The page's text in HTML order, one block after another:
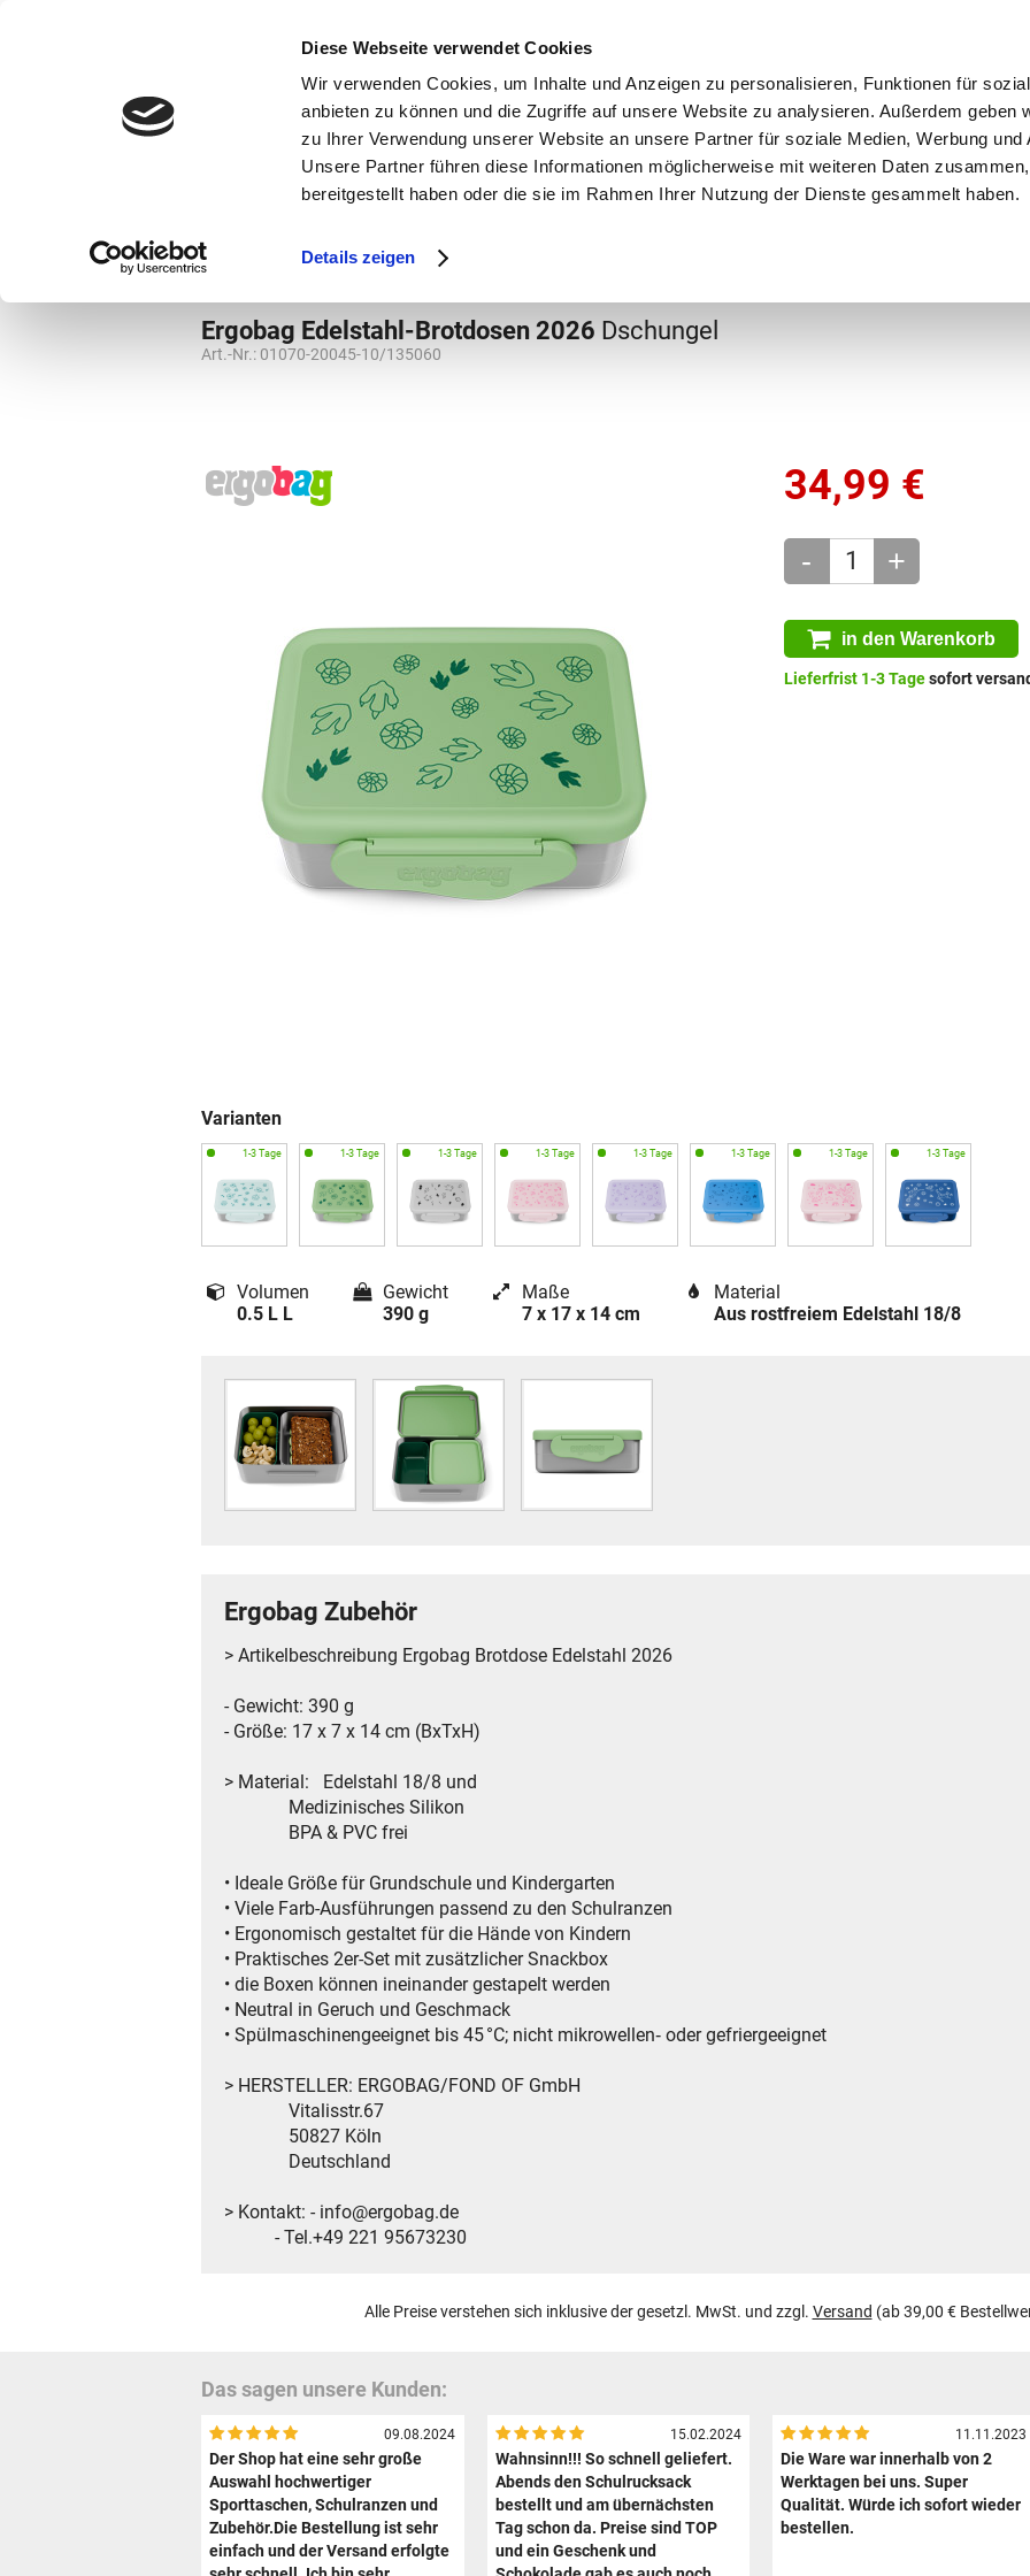
Diese Webseite verwendet Cookies
Wir verwenden Cookies, um Inhalte und Anzeigen zu personalisieren, Funktionen für
anbieten zu können und die Zugriffe auf unsere Website zu analysieren. Außerdem geben
zu Ihrer Verwendung unserer Website an unsere Partner für soziale Medien, Werbung und
Unsere Partner führen diese Informationen möglicherweise mit weiteren Daten
bereitgestellt haben oder die sie im Rahmen Ihrer Nutzung der Dienste gesammelt haben.
Details zeigen
bestellen und ausdrucken
3 x täglich an Werktagen!
Ergobag Edelstahl-Brotdosen 2026 Dschungel
Art.-Nr.:01070-20045-10/135060
34,99 €
- +
in den Warenkorb
Lieferfrist 1-3 Tagesofort
Varianten
Volumen
0.5 L L
Gewicht
390 g
Maße
7 x 17 x 14 cm
Material
Aus rostfreiem Edelstahl 18/8
Ergobag Zubehör
> Artikelbeschreibung Ergobag Brotdose Edelstahl 2026
- Gewicht: 390 g
- Größe: 17 x 7 x 14 cm (BxTxH)
> Material: Edelstahl 18/8 und
Medizinisches Silikon
BPA & PVC frei
• Ideale Größe für Grundschule und Kindergarten
• Viele Farb-Ausführungen passend zu den Schulranzen
• Ergonomisch gestaltet für die Hände von Kindern
• Praktisches 2er-Set mit zusätzlicher Snackbox
• die Boxen können ineinander gestapelt werden
• Neutral in Geruch und Geschmack
• Spülmaschinengeeignet bis 45 °C; nicht mikrowellen‑ oder gefriergeeignet
> HERSTELLER: ERGOBAG/FOND OF GmbH
Vitalisstr.67
50827 Köln
Deutschland
> Kontakt: - info@ergobag.de
- Tel.+49 221 95673230
Alle Preise verstehen sich inklusive der gesetzl. MwSt. und zzgl. Versand (ab 39,00 €
Das sagen unsere Kunden:
09.08.2024
Der Shop hat eine sehr große
Auswahl hochwertiger
Sporttaschen, Schulranzen und
Zubehör.Die Bestellung ist sehr
einfach und der Versand erfolgte
15.02.2024
Wahnsinn!!! So schnell geliefert.
Abends den Schulrucksack
bestellt und am übernächsten
Tag schon da. Preise sind TOP
und ein Geschenk und
11.11.2023
Die Ware war innerhalb von 2
Werktagen bei uns. Super
Qualität. Würde ich sofort wieder
bestellen.